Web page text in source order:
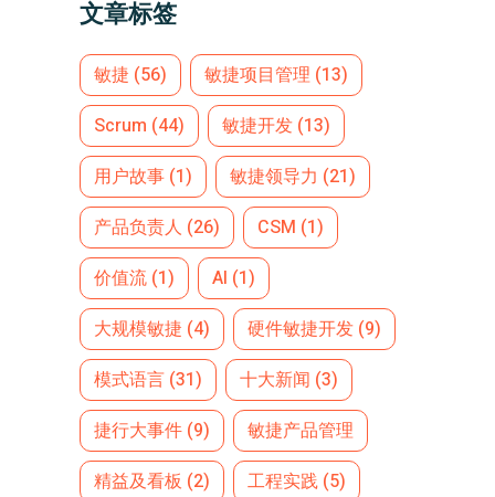
文章标签
敏捷 (56) 敏捷项目管理 (13)
Scrum (44) 敏捷开发 (13)
用户故事 (1) 敏捷领导力 (21)
产品负责人 (26) CSM (1)
价值流 (1) AI (1)
大规模敏捷 (4) 硬件敏捷开发 (9)
模式语言 (31) 十大新闻 (3)
捷行大事件 (9)
敏捷产品管理
精益及看板 (2) 工程实践 (5)